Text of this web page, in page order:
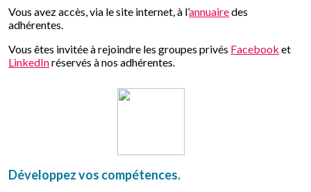
Vous avez accès, via le site internet, à l’annuairedes
adhérentes.
Vous êtes invitée à rejoindre les groupes privés Facebook et
LinkedInréservés à nos adhérentes.
Développez vos compétences.